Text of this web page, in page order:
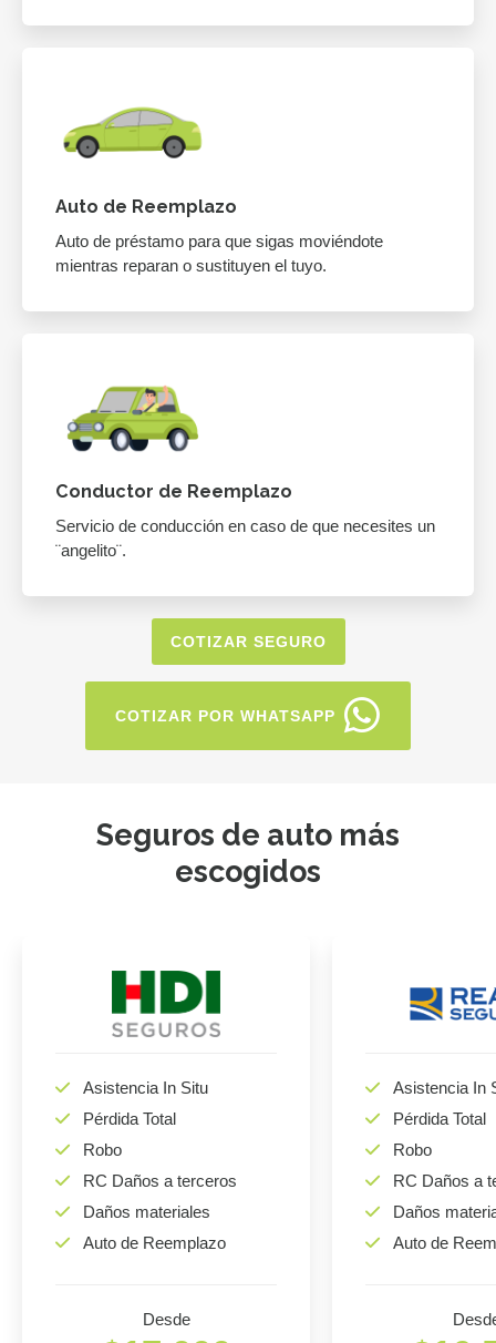
Auto de Reemplazo
Auto de préstamo para que sigas moviéndote
mientras reparan o sustituyen el tuyo.
Conductor de Reemplazo
Servicio de conducción en caso de que necesites un
¨angelito¨.
COTIZAR SEGURO
COTIZAR POR WHATSAPP
Seguros de auto más
escogidos
Asistencia In Situ
Pérdida Total
Robo
RC Daños a terceros
Daños materiales
Auto de Reemplazo
Desde
Asistencia In
Pérdida Total
Robo
RC Daños a
Daños
Auto de